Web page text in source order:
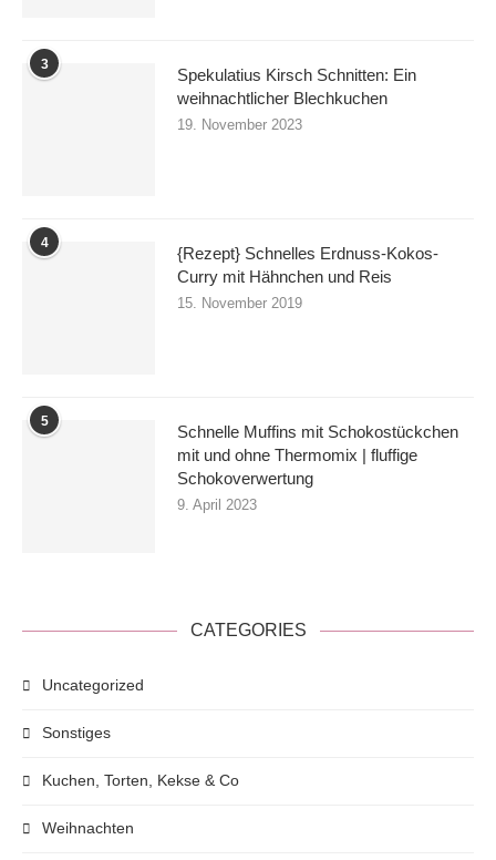
3
Spekulatius Kirsch Schnitten: Ein
weihnachtlicher Blechkuchen
19. November 2023
4
{Rezept} Schnelles Erdnuss-Kokos-
Curry mit Hähnchen und Reis
15. November 2019
5
Schnelle Muffins mit Schokostückchen
mit und ohne Thermomix | fluffige
Schokoverwertung
9. April 2023
CATEGORIES
Uncategorized
Sonstiges
Kuchen, Torten, Kekse & Co
Weihnachten